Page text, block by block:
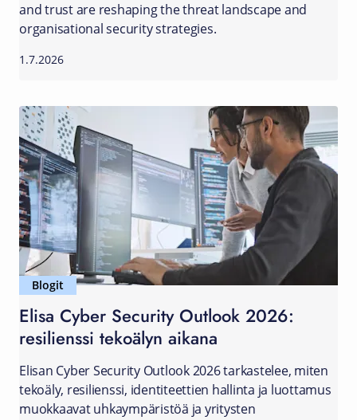
and trust are reshaping the threat landscape and
organisational security strategies.
1.7.2026
Blogit
Elisa Cyber Security Outlook 2026:
resilienssi tekoälyn aikana
Elisan Cyber Security Outlook 2026 tarkastelee, miten
tekoäly, resilienssi, identiteettien hallinta ja luottamus
muokkaavat uhkaympäristöä ja yritysten